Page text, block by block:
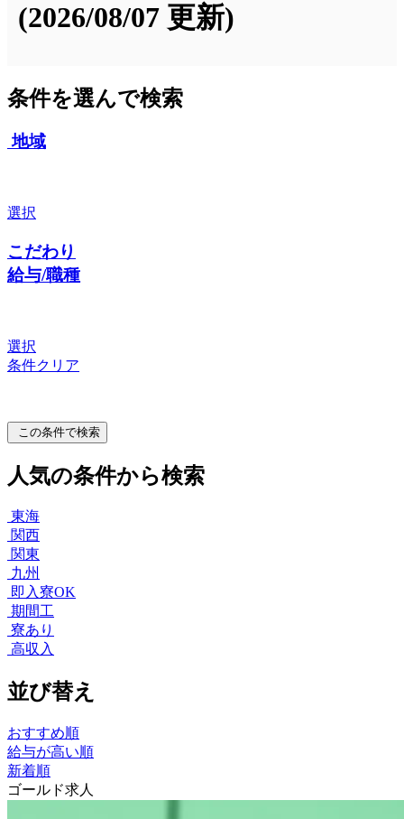
(2026/08/07 更新)
条件を選んで検索
地域
選択
こだわり
給与/職種
選択
条件クリア
この条件で検索
人気の条件から検索
東海
関西
関東
九州
即入寮OK
期間工
寮あり
高収入
並び替え
おすすめ順
給与が高い順
新着順
ゴールド求人